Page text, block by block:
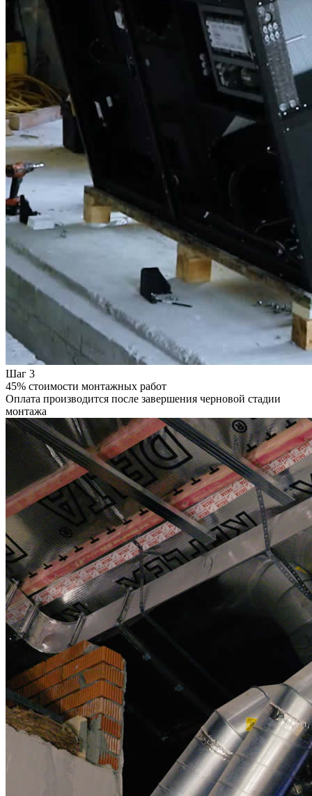
Шаг 3
45% стоимости монтажных работ
Оплата производится после завершения черновой стадии
монтажа